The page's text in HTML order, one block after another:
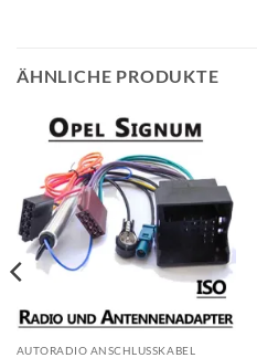
ÄHNLICHE PRODUKTE
AUTORADIO ANSCHLUSSKABEL